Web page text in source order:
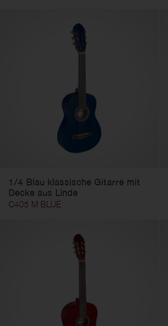
1/4 Blau klassische Gitarre mit
Decke aus Linde
C405 M BLUE